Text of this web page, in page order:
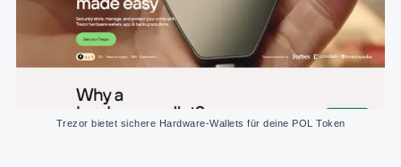
Trezor bietet sichere Hardware-Wallets für deine POL Token